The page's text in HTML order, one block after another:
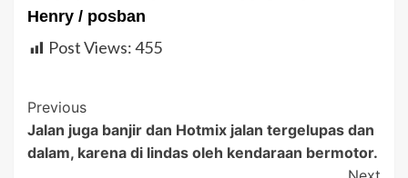
Henry / posban
Post Views:455
Post
Navigation
Previous
Jalan juga banjir dan Hotmix jalan tergelupas dan
dalam, karena di lindas oleh kendaraan bermotor.